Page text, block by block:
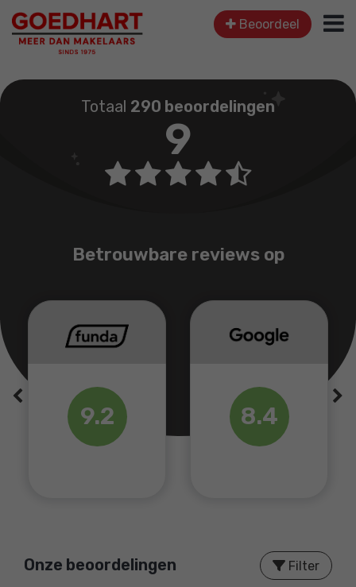
Beoordeel
Totaal 290 beoordelingen
9
Betrouwbare reviews op
8.4 8.4
Previous
Filter
Onze beoordelingen